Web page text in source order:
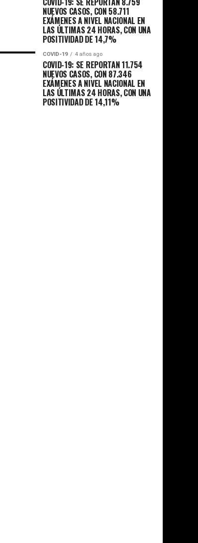
NUEVOS CASOS, CON 58.711
EXÁMENES A NIVEL NACIONAL EN
LAS ÚLTIMAS 24 HORAS, CON UNA
POSITIVIDAD DE 14,7%
COVID-19 4 años ago
COVID-19: SE REPORTAN 11.754
NUEVOS CASOS, CON 87.346
EXÁMENES A NIVEL NACIONAL EN
LAS ÚLTIMAS 24 HORAS, CON UNA
POSITIVIDAD DE 14,11%